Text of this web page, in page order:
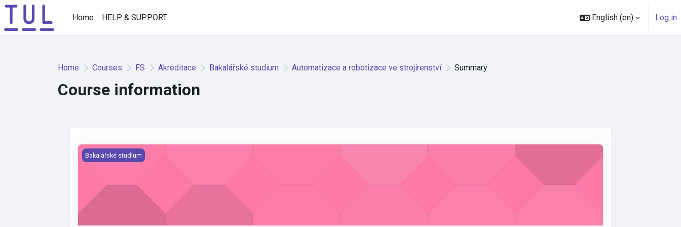
Skip to main content
Home
HELP & SUPPORT English ‎(en)‎ Log in
Home Courses FS Akreditace Bakalářské studium Automatizace a robotizace ve strojírenství Summary
Course information
Automatizace a robotizace ve strojírenství
Bakalářské studium